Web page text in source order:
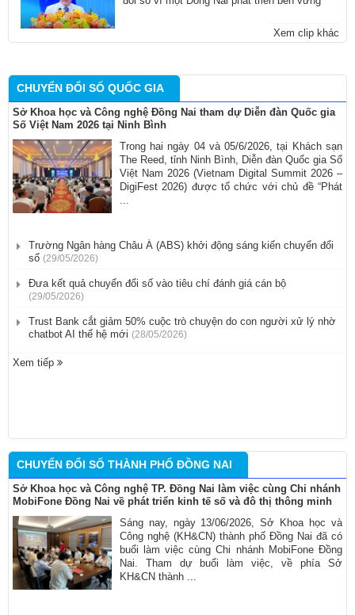
Xem clip khác
CHUYỂN ĐỔI SỐ QUỐC GIA
Sở Khoa học và Công nghệ Đồng Nai tham dự Diễn đàn Quốc gia
Số Việt Nam 2026 tại Ninh Bình
Trong hai ngày 04 và 05/6/2026, tại Khách sạn
The Reed, tỉnh Ninh Bình, Diễn đàn Quốc gia Số
Việt Nam 2026 (Vietnam Digital Summit 2026 –
DigiFest 2026) được tổ chức với chủ đề “Phát
Trường Ngân hàng Châu Á (ABS) khởi động sáng kiến chuyển đổi
số (29/05/2026)
​Đưa kết quả chuyển đổi số vào tiêu chí đánh giá cán bộ
(29/05/2026)
Trust Bank cắt giảm 50% cuộc trò chuyện do con người xử lý nhờ
chatbot AI thế hệ mới (28/05/2026)
Xem tiếp
CHUYỂN ĐỔI SỐ THÀNH PHỐ ĐỒNG NAI
Sở Khoa học và Công nghệ TP. Đồng Nai làm việc cùng Chi nhánh
MobiFone Đồng Nai về phát triển kinh tế số và đô thị thông minh
Sáng nay, ngày 13/06/2026, Sở Khoa học và
Công nghệ (KH&CN) thành phố Đồng Nai đã có
buổi làm việc cùng Chi nhánh MobiFone Đồng
Nai. Tham dự buổi làm việc, về phía Sở
KH&CN thành ...